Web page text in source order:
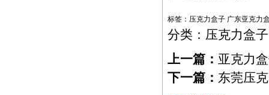
标签： 压克力盒子 广东亚克力
分类： 压克力盒子
上一篇： 亚克力
下一篇： 东莞压